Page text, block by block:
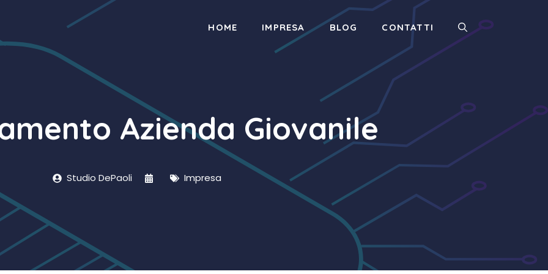
HOME IMPRESA BLOG CONTATTI
Azienda Giovanile
Studio DePaoli Impresa